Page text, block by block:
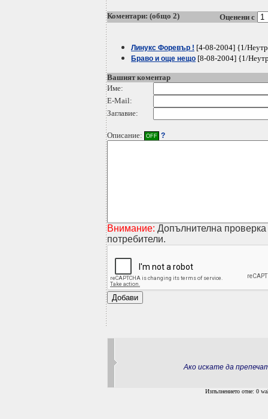
Коментари: (общо 2) Оценени с
Линукс Форевър ! [4-08-2004] {1/
Браво и още нещо [8-08-2004] {1/
Вашият коментар
Име:
E-Mail:
Заглавие:
Описание: OFF ?
Внимание: Допълнителна
потребители.
Ако искате да
Изпълнението отне: 0